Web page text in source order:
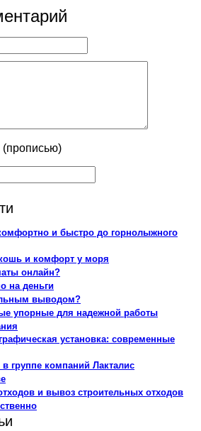
(прописью)
и быстро до горнолыжного
и комфорт у моря
онлайн?
на деньги
выводом?
упорные для надежной работы
установка: современные
группе компаний Лакталис
и вывоз строительных отходов